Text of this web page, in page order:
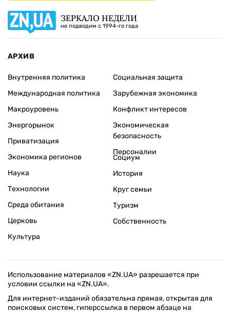
ЗЕРКАЛО НЕДЕЛИ
не подводим с 1994-го года
АРХИВ
Внутренняя политика
Международная политика
Макроуровень
Энергорынок
Приватизация
Экономика регионов
Социальная защита
Зарубежная экономика
Конфликт интересов
Экономическая
безопасность
Персоналии
Наука
Технологии
Среда обитания
Церковь
Культура
Социум
История
Круг семьи
Туризм
Собственность
Использование материалов «ZN.UA» разрешается при
условии ссылки на «ZN.UA».
Для интернет-изданий обязательна прямая, открытая для
поисковых систем, гиперссылка в первом абзаце на